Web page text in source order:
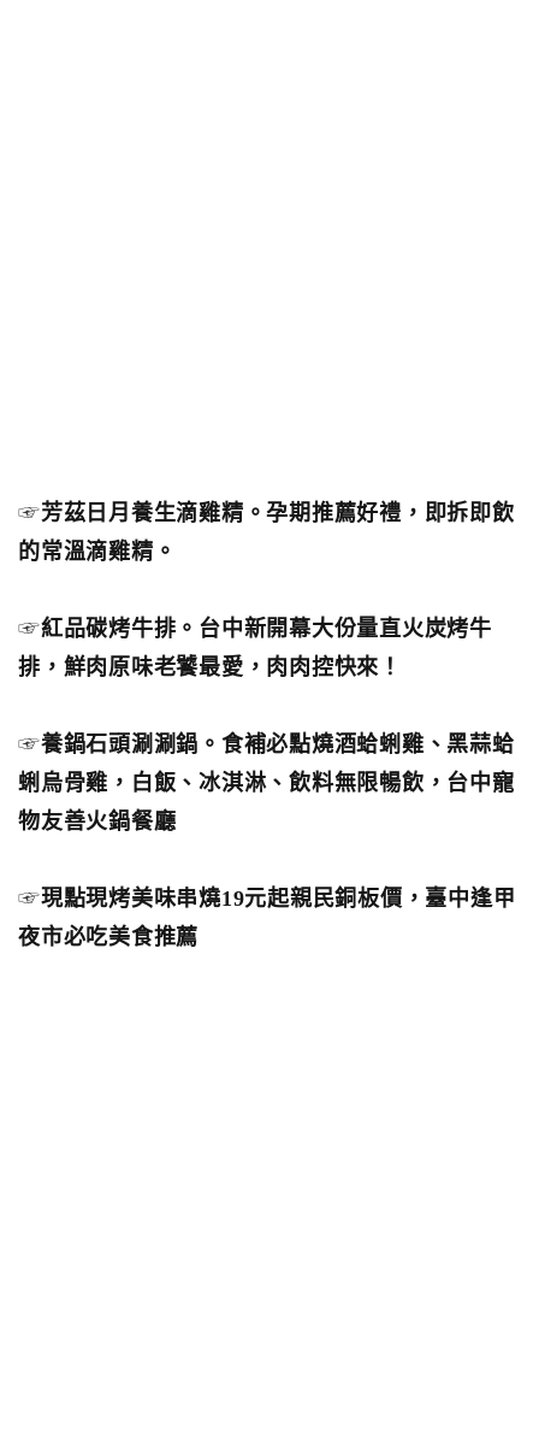
☞芳茲日月養生滴雞精。孕期推薦好禮，即拆即飲
的常溫滴雞精。
☞紅品碳烤牛排。台中新開幕大份量直火炭烤牛
排，鮮肉原味老饕最愛，肉肉控快來！
☞養鍋石頭涮涮鍋。食補必點燒酒蛤蜊雞、黑蒜蛤
蜊烏骨雞，白飯、冰淇淋、飲料無限暢飲，台中寵
物友善火鍋餐廳
☞現點現烤美味串燒19元起親民銅板價，臺中逢甲
夜市必吃美食推薦